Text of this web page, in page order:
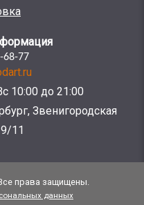
68-77
10:00 до 21:00
Звенигородская
11
права защищены.
данных